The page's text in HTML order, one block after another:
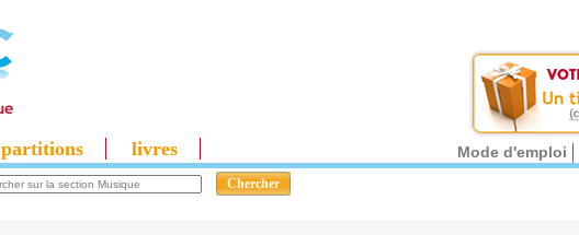
partitions livres Mode d'emploi